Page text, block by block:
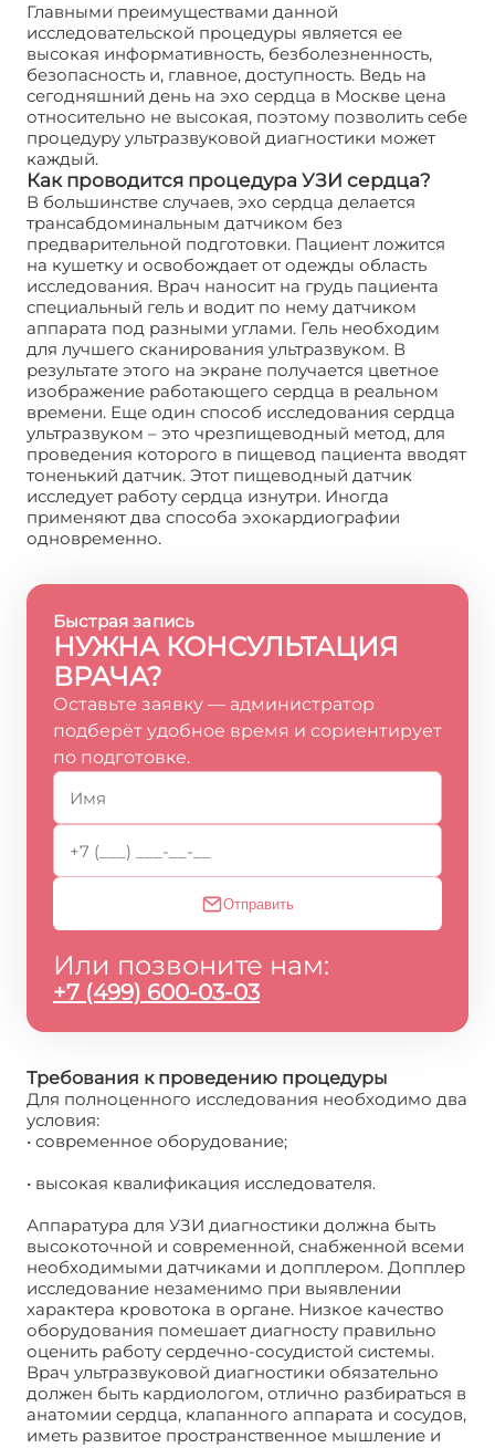
Главными преимуществами данной
исследовательской процедуры является ее
высокая информативность, безболезненность,
безопасность и, главное, доступность. Ведь на
сегодняшний день на эхо сердца в Москве цена
относительно не высокая, поэтому позволить себе
процедуру ультразвуковой диагностики может
каждый.
Как проводится процедура УЗИ сердца?
В большинстве случаев, эхо сердца делается
трансабдоминальным датчиком без
предварительной подготовки. Пациент ложится
на кушетку и освобождает от одежды область
исследования. Врач наносит на грудь пациента
специальный гель и водит по нему датчиком
аппарата под разными углами. Гель необходим
для лучшего сканирования ультразвуком. В
результате этого на экране получается цветное
изображение работающего сердца в реальном
времени. Еще один способ исследования сердца
ультразвуком – это чрезпищеводный метод, для
проведения которого в пищевод пациента вводят
тоненький датчик. Этот пищеводный датчик
исследует работу сердца изнутри. Иногда
применяют два способа эхокардиографии
одновременно.
Быстрая запись
НУЖНА КОНСУЛЬТАЦИЯ
ВРАЧА?
Оставьте заявку — администратор
подберёт удобное время и сориентирует
по подготовке.
Отправить
Или позвоните нам:
+7 (499) 600-03-03
Требования к проведению процедуры
Для полноценного исследования необходимо два
условия:
• современное оборудование;
• высокая квалификация исследователя.
Аппаратура для УЗИ диагностики должна быть
высокоточной и современной, снабженной всеми
необходимыми датчиками и допплером. Допплер
исследование незаменимо при выявлении
характера кровотока в органе. Низкое качество
оборудования помешает диагносту правильно
оценить работу сердечно-сосудистой системы.
Врач ультразвуковой диагностики обязательно
должен быть кардиологом, отлично разбираться в
анатомии сердца, клапанного аппарата и сосудов,
иметь развитое пространственное мышление и